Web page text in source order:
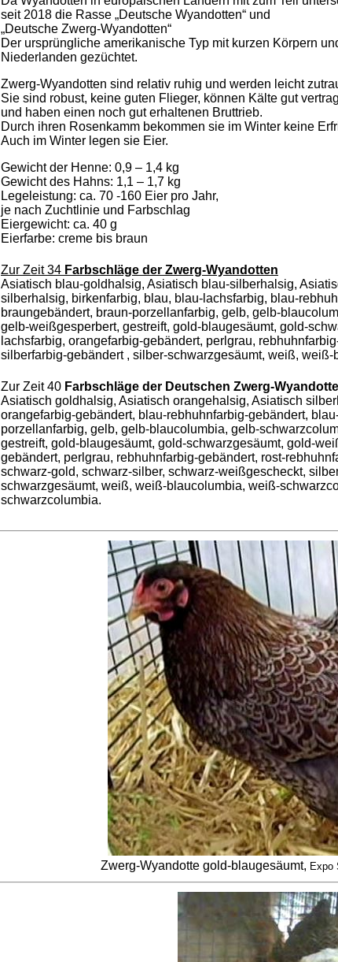
seit 2018 die Rasse „Deutsche Wyandotten“ und
„Deutsche Zwerg-Wyandotten“
Der ursprüngliche amerikanische Typ mit kurzen Körpern
Niederlanden gezüchtet.
Zwerg-Wyandotten sind relativ ruhig und werden leicht
Sie sind robust, keine guten Flieger, können Kälte gut
und haben einen noch gut erhaltenen Bruttrieb.
Durch ihren Rosenkamm bekommen sie im Winter keine
Auch im Winter legen sie Eier.
Gewicht der Henne: 0,9 – 1,4 kg
Gewicht des Hahns: 1,1 – 1,7 kg
Legeleistung: ca. 70 -160 Eier pro Jahr,
je nach Zuchtlinie und Farbschlag
Eiergewicht: ca. 40 g
Eierfarbe: creme bis braun
Zur Zeit 34 Farbschläge der Zwerg-Wyandotten
Asiatisch blau-goldhalsig, Asiatisch blau-silberhalsig,
silberhalsig, birkenfarbig, blau, blau-lachsfarbig, blau-
braungebändert, braun-porzellanfarbig, gelb, gelb-
gelb-weißgesperbert, gestreift, gold-blaugesäumt, gold-
lachsfarbig, orangefarbig-gebändert, perlgrau,
silberfarbig-gebändert , silber-schwarzgesäumt, weiß,
Zur Zeit 40 Farbschläge der Deutschen Zwerg-
Asiatisch goldhalsig, Asiatisch orangehalsig, Asiatisch
orangefarbig-gebändert, blau-rebhuhnfarbig-gebändert,
porzellanfarbig, gelb, gelb-blaucolumbia, gelb-
gestreift, gold-blaugesäumt, gold-schwarzgesäumt, gold-
gebändert, perlgrau, rebhuhnfarbig-gebändert, rost-
schwarz-gold, schwarz-silber, schwarz-weißgescheckt,
schwarzgesäumt, weiß, weiß-blaucolumbia, weiß-
schwarzcolumbia.
Zwerg-Wyandotte gold-blaugesäumt, Expo